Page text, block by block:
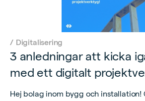
/ Digitalisering
3 anledningar att kicka
med ett digitalt
Hej bolag inom bygg och installation!